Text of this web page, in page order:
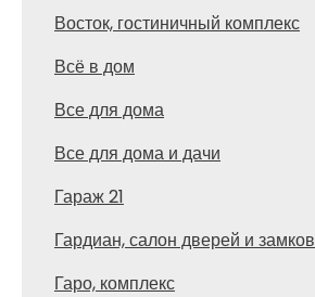
Восток, гостиничный комплекс
Всё в дом
Все для дома
Все для дома и дачи
Гараж 21
Гардиан, салон дверей и замков
Гаро, комплекс